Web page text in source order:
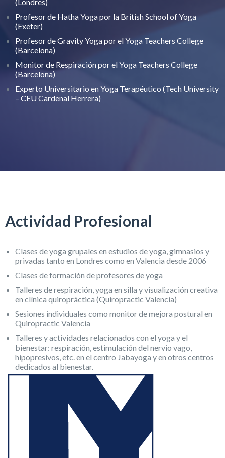
(Londres)
Profesor de Hatha Yoga por la British School of Yoga
(Exeter)
Profesor de Gravity Yoga por el Yoga Teachers College
(Barcelona)
Monitor de Respiración por el Yoga Teachers College
(Barcelona)
Experto Universitario en Yoga Terapéutico (Tech University
– CEU Cardenal Herrera)
Actividad Profesional
Clases de yoga grupales en estudios de yoga, gimnasios y
privadas tanto en Londres como en Valencia desde 2006
Clases de formación de profesores de yoga
Talleres de respiración, yoga en silla y visualización creativa
en clínica quiropráctica (Quiropractic Valencia)
Sesiones individuales como monitor de mejora postural en
Quiropractic Valencia
Talleres y actividades relacionados con el yoga y el
bienestar: respiración, estimulación del nervio vago,
hipopresivos, etc. en el centro Jabayoga y en otros centros
dedicados al bienestar.